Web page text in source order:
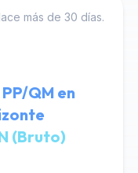
más de 30 días.
QM en
(Bruto)